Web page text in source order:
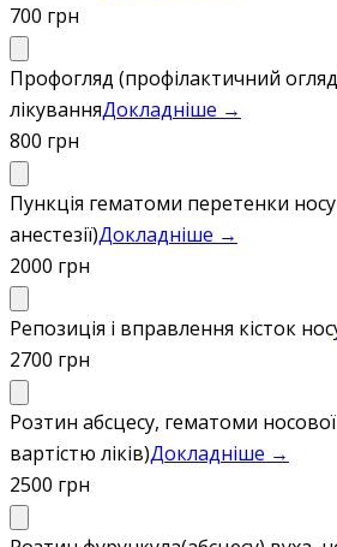
700 грн
Профогляд (профілактичний
лікуванняДокладніше →
800 грн
Пункція гематоми перетенки носу
анестезії)Докладніше →
2000 грн
Репозиція і вправлення кісток
2700 грн
Розтин абсцесу, гематоми
вартістю ліків)Докладніше →
2500 грн